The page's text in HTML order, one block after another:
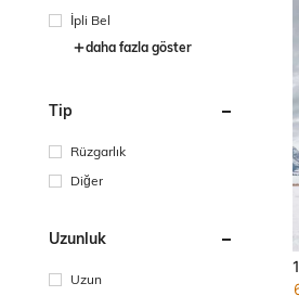
İpli Bel
daha fazla göster
Tip
Rüzgarlık
Diğer
Uzunluk
Uzun